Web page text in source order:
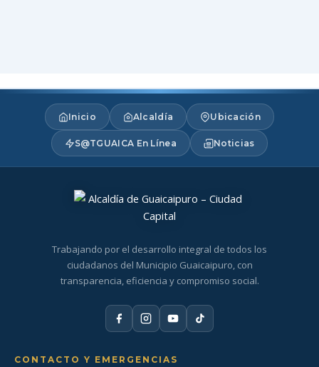
Inicio Alcaldía Ubicación
S@TGUAICA En Línea Noticias
Trabajando por el desarrollo integral de todos los
ciudadanos del Municipio Guaicaipuro, con
transparencia, eficiencia y compromiso social.
CONTACTO Y EMERGENCIAS